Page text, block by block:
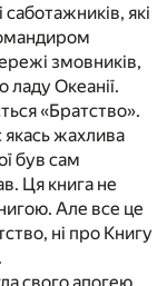
які
змовників,
Океанії.
«Братство».
жахлива
був сам
Ця книга не
Але все це
ні про Книгу